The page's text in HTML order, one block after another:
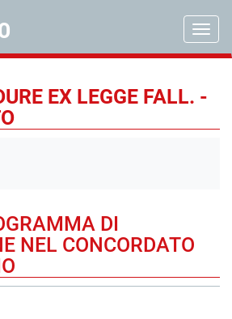
EX LEGGE FALL. -
DI
NEL CONCORDATO